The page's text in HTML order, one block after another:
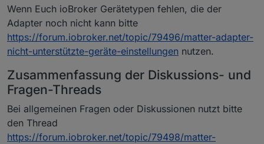
Wenn Euch ioBroker Gerätetypen fehlen, die der
Adapter noch nicht kann bitte
https://forum.iobroker.net/topic/79496/matter-adapter-
nicht-unterstützte-geräte-einstellungen nutzen.
Zusammenfassung der Diskussions- und
Fragen-Threads
Bei allgemeinen Fragen oder Diskussionen nutzt bitte
den Thread
https://forum.iobroker.net/topic/79498/matter-